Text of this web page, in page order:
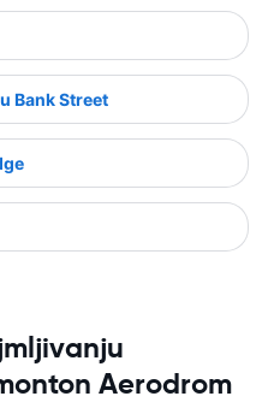
Bank Street
Aerodrom